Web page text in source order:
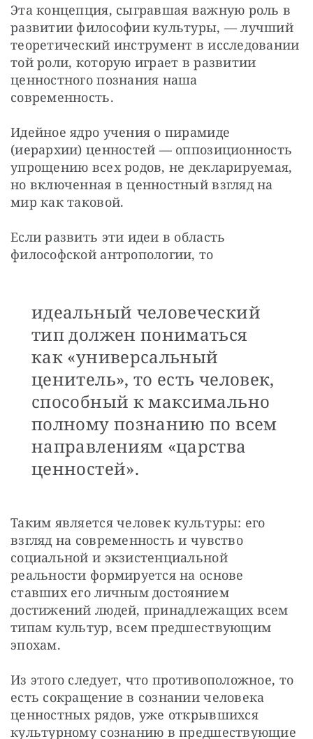
Эта концепция, сыгравшая важную роль в
развитии философии культуры, — лучший
теоретический инструмент в исследовании
той роли, которую играет в развитии
ценностного познания наша
современность.
Идейное ядро учения о пирамиде
(иерархии) ценностей — оппозиционность
упрощению всех родов, не декларируемая,
но включенная в ценностный взгляд на
мир как таковой.
Если развить эти идеи в область
философской антропологии, то
идеальный человеческий
тип должен пониматься
как «универсальный
ценитель», то есть человек,
способный к максимально
полному познанию по всем
направлениям «царства
ценностей».
Таким является человек культуры: его
взгляд на современность и чувство
социальной и экзистенциальной
реальности формируется на основе
ставших его личным достоянием
достижений людей, принадлежащих всем
типам культур, всем предшествующим
эпохам.
Из этого следует, что противоположное, то
есть сокращение в сознании человека
ценностных рядов, уже открывшихся
культурному сознанию в предшествующие